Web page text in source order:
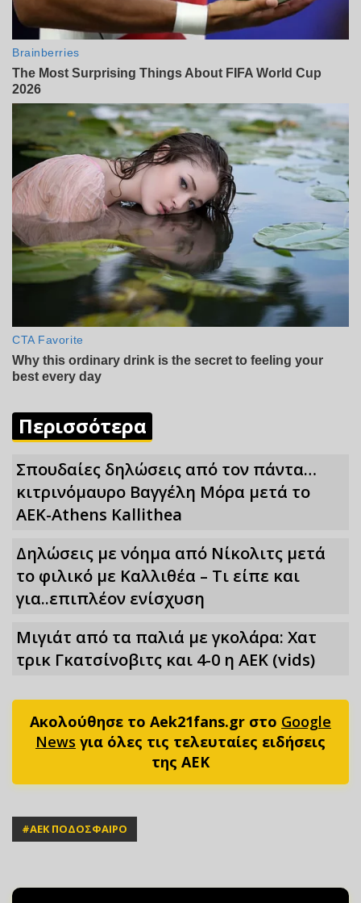
Περισσότερα
Σπουδαίες δηλώσεις από τον πάντα…
κιτρινόμαυρο Βαγγέλη Μόρα μετά το
ΑΕΚ-Athens Kallithea
Δηλώσεις με νόημα από Νίκολιτς μετά
το φιλικό με Καλλιθέα – Τι είπε και
για..επιπλέον ενίσχυση
Μιγιάτ από τα παλιά με γκολάρα: Χατ
τρικ Γκατσίνοβιτς και 4-0 η ΑΕΚ (vids)
Ακολούθησε το Aek21fans.gr στο Google
News για όλες τις τελευταίες ειδήσεις
της ΑΕΚ
#ΑΕΚ ΠΟΔΟΣΦΑΙΡΟ